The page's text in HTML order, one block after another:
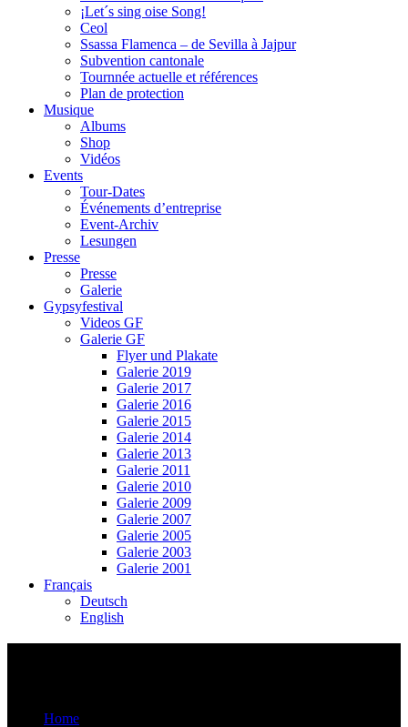
¡Let´s sing oise Song!
Ceol
Ssassa Flamenca – de Sevilla à Jajpur
Subvention cantonale
Tournnée actuelle et références
Plan de protection
Musique
Albums
Shop
Vidéos
Events
Tour-Dates
Événements d’entreprise
Event-Archiv
Lesungen
Presse
Presse
Galerie
Gypsyfestival
Videos GF
Galerie GF
Flyer und Plakate
Galerie 2019
Galerie 2017
Galerie 2016
Galerie 2015
Galerie 2014
Galerie 2013
Galerie 2011
Galerie 2010
Galerie 2009
Galerie 2007
Galerie 2005
Galerie 2003
Galerie 2001
Français
Deutsch
English
Home